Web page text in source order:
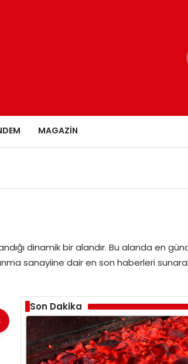
MAGAZIN
dinamik bir alandır. Bu alanda en
sanayiine dair en son haberleri
Son Dakika